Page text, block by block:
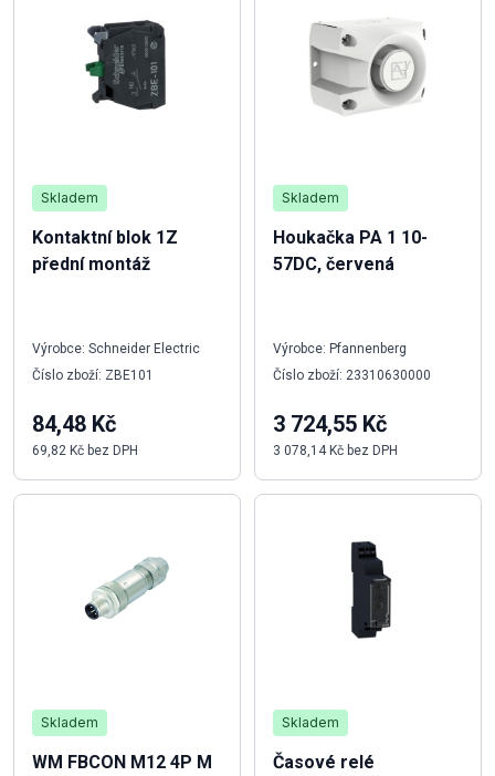
Skladem
Kontaktní blok 1Z
přední montáž
Výrobce: Schneider Electric
Číslo zboží: ZBE101
84,48 Kč
69,82 Kč bez DPH
Skladem
WM FBCON M12 4P M
Skladem
Houkačka PA 1 10-
57DC, červená
Výrobce: Pfannenberg
Číslo zboží: 23310630000
3 724,55 Kč
3 078,14 Kč bez DPH
Skladem
Časové relé